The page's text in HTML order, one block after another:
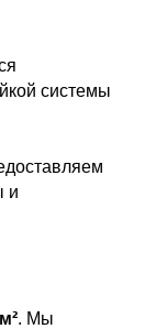
системы
и
. Мы